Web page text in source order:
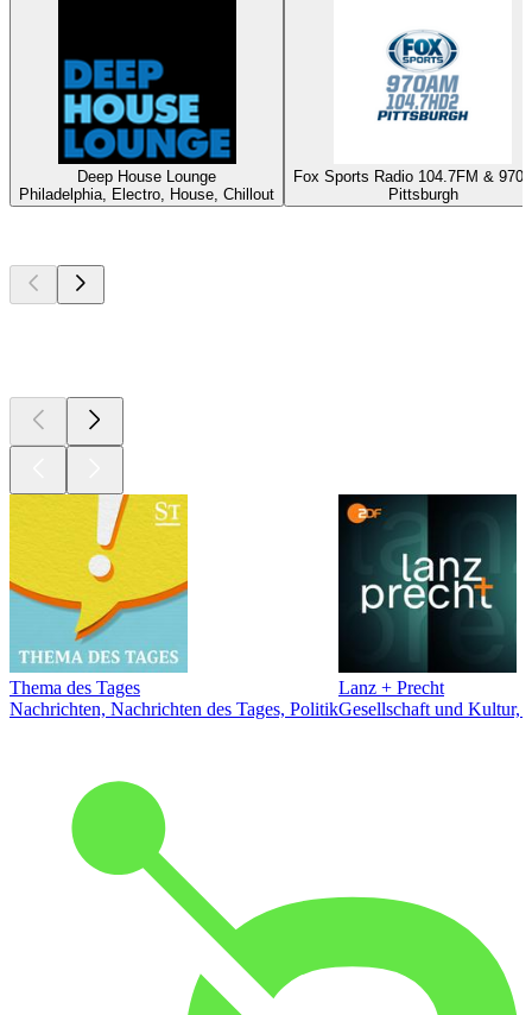
Deep House Lounge
Philadelphia, Electro, House, Chillout
Fox Sports Radio 104.7FM & 970
Pittsburgh
Thema des Tages
Nachrichten, Nachrichten des Tages, Politik
Lanz + Precht
Gesellschaft und Kultur,